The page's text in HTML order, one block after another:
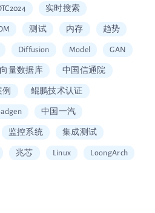
实时搜索
测试 内存 趋势
Diffusion Model GAN
向量数据库 中国信通院
鲲鹏技术认证
中国一汽
监控系统 集成测试
兆芯 Linux LoongArch